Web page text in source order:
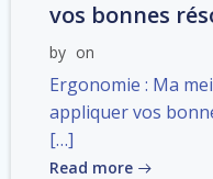
vos bonnes
by on
Ergonomie : Ma
appliquer vos
[…]
Read more